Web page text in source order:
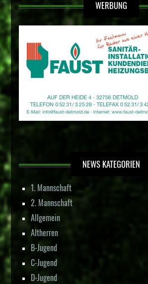
WERBUNG
NEWS KATEGORIEN
1. Mannschaft
2. Mannschaft
Allgemein
Altherren
B-Jugend
C-Jugend
D-Jugend